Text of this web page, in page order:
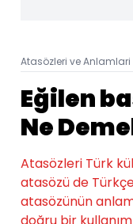
Atasözleri ve Anlamlari
Eğilen
Ne
Atasözleri Türk
atasözü de
atasözünün
doğru bir